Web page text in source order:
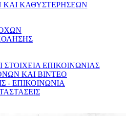
ΚΑΙ ΚΑΘΥΣΤΕΡΗΣΕΩΝ
ΕΠΙΚΟΙΝΩΝΙΑΣ
ΚΑΙ ΒΙΝΤΕΟ
- ΕΠΙΚΟΙΝΩΝΙΑ